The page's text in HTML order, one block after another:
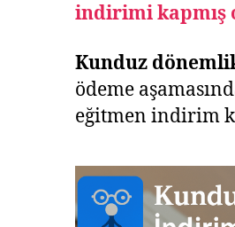
indirimi kapmış
Kunduz
ödeme
eğitmen indirim